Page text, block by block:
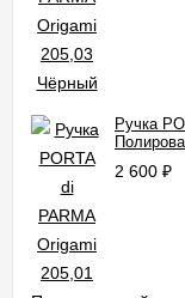
Ручка
2 600 ₽